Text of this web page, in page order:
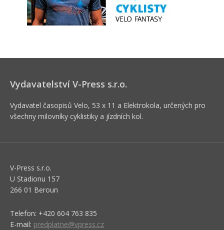
Vydavatelství V-Press s.r.o.
Vydavatel časopisů Velo, 53 x 11 a Elektrokola, určených pro
všechny milovníky cyklistiky a jízdních kol.
V-Press s.r.o.
U Stadionu 157
266 01 Beroun
Telefon: +420 604 763 835
E-mail: predplatne@vpress.cz